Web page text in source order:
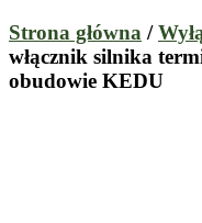
Strona główna /
włącznik silnika
obudowie KEDU